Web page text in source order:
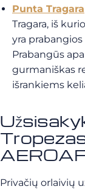
Punta Tragara
Tragara, iš
yra
Prabangūs
gurmaniškas
išrankiems
Privačių orlaivių